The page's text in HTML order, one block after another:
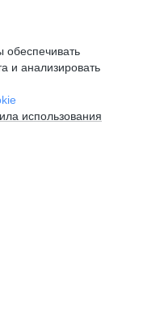
и анализировать
использования